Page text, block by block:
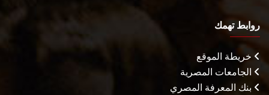
روابط تهمك
خريطة الموقع
الجامعات المصرية
بنك المعرفة المصري